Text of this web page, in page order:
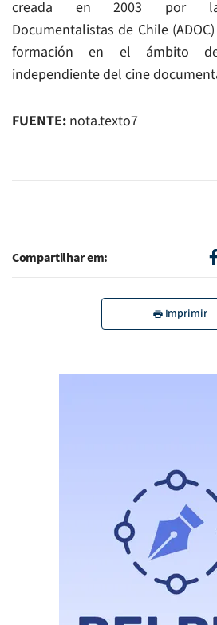
creada en 2003 por
Documentalistas de Chile
formación en el ámbito
independiente del cine
FUENTE: nota.texto7
Compartilhar em:
Imprimir